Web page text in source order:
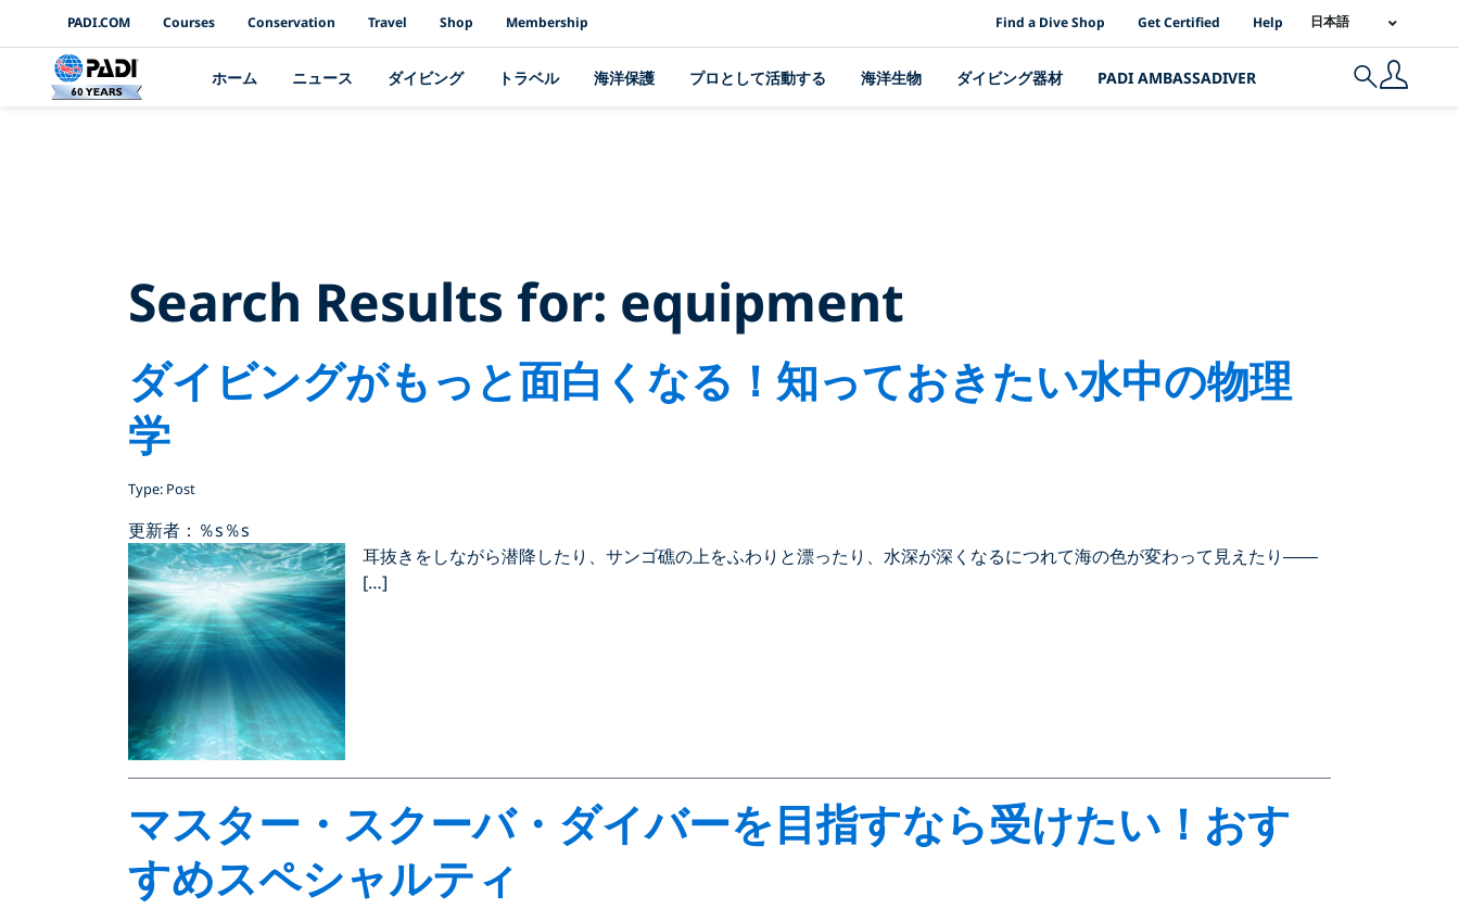
PADI Channels
PADI.COM Courses Conservation Travel Shop Membership PADI Location Links
Find a Dive Shop Get Certified Help 日本語
ホーム ニュース ダイビング トラベル 海洋保護 プロとして活動する 海洋生物 ダイビング器材 PADI AMBASSADIVER Search
Search Results for: equipment
ダイビングがもっと面白くなる！知っておきたい水中の物理
学
Type: Post
更新者：％s％s
耳抜きをしながら潜降したり、サンゴ礁の上をふわりと漂ったり、水深が深くなるにつれて海の色が変わって見えたり――
[…]
マスター・スクーバ・ダイバーを目指すなら受けたい！おす
すめスペシャルティ